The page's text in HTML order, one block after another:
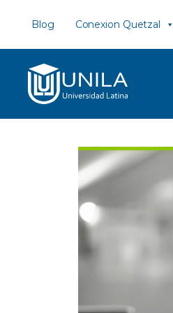
contenido
Blog Conexion Quetzal